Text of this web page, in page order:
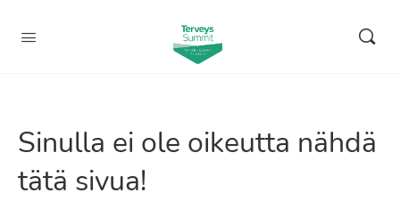
Sinulla ei ole oikeutta nähdä
tätä sivua!